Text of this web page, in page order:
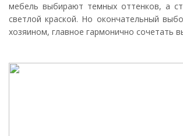
мебель выбирают темных оттенков, а
светлой краской. Но окончательный
хозяином, главное гармонично сочетать